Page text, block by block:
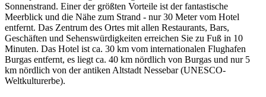
Sonnenstrand. Einer der größten Vorteile ist der fantastische
Meerblick und die Nähe zum Strand - nur 30 Meter vom Hotel
entfernt. Das Zentrum des Ortes mit allen Restaurants, Bars,
Geschäften und Sehenswürdigkeiten erreichen Sie zu Fuß in 10
Minuten. Das Hotel ist ca. 30 km vom internationalen Flughafen
Burgas entfernt, es liegt ca. 40 km nördlich von Burgas und nur 5
km nördlich von der antiken Altstadt Nessebar (UNESCO-
Weltkulturerbe).